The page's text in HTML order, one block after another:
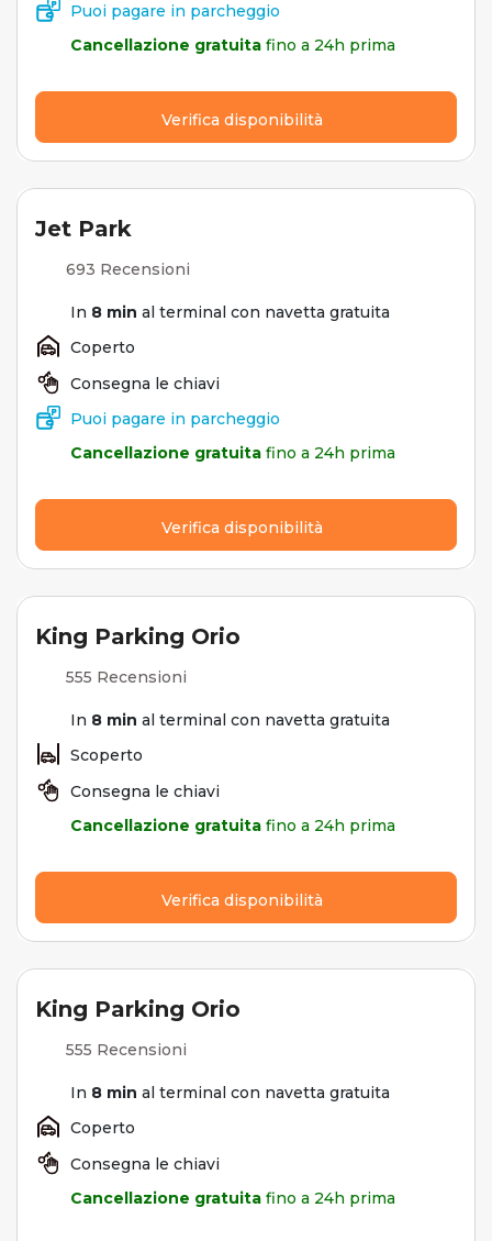
Puoi pagare in parcheggio
Cancellazione gratuita fino a 24h prima
Verifica disponibilità
Jet Park
693 Recensioni
In 8 min al terminal con navetta gratuita
Coperto
Consegna le chiavi
Puoi pagare in parcheggio
Cancellazione gratuita fino a 24h prima
Verifica disponibilità
King Parking Orio
555 Recensioni
In 8 min al terminal con navetta gratuita
Scoperto
Consegna le chiavi
Cancellazione gratuita fino a 24h prima
Verifica disponibilità
King Parking Orio
555 Recensioni
In 8 min al terminal con navetta gratuita
Coperto
Consegna le chiavi
Cancellazione gratuita fino a 24h prima